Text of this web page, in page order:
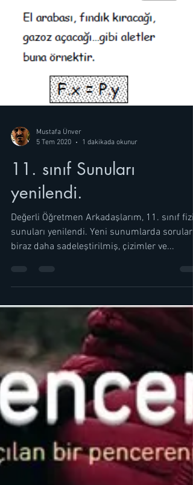
5 Tem 2020
1 dakikada okunur
11. sınıf Sunuları
sunuları yenilendi. Yeni sunumlarda sorular
biraz daha sadeleştirilmiş, çizimler ve...